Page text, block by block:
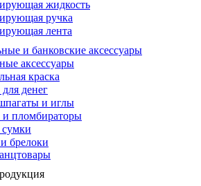
жидкость
ручка
лента
и банковские аксессуары
аксессуары
краска
денег
и иглы
пломбираторы
брелоки